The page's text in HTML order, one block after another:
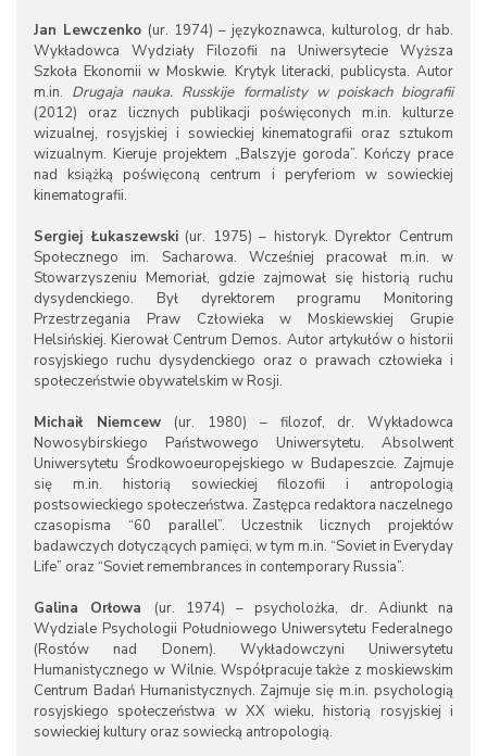
Jan Lewczenko (ur. 1974) – językoznawca, kulturolog, dr hab.
Wykładowca Wydziały Filozofii na Uniwersytecie Wyższa
Szkoła Ekonomii w Moskwie. Krytyk literacki, publicysta. Autor
m.in. Drugaja nauka. Russkije formalisty w poiskach biografii
(2012) oraz licznych publikacji poświęconych m.in. kulturze
wizualnej, rosyjskiej i sowieckiej kinematografii oraz sztukom
wizualnym. Kieruje projektem „Balszyje goroda”. Kończy prace
nad książką poświęconą centrum i peryferiom w sowieckiej
kinematografii.
Sergiej Łukaszewski(ur. 1975) – historyk. Dyrektor Centrum
Społecznego im. Sacharowa. Wcześniej pracował m.in. w
Stowarzyszeniu Memoriał, gdzie zajmował się historią ruchu
dysydenckiego. Był dyrektorem programu Monitoring
Przestrzegania Praw Człowieka w Moskiewskiej Grupie
Helsińskiej. Kierował Centrum Demos. Autor artykułów o historii
rosyjskiego ruchu dysydenckiego oraz o prawach człowieka i
społeczeństwie obywatelskim w Rosji.
Michaił Niemcew (ur. 1980) – filozof, dr. Wykładowca
Nowosybirskiego Państwowego Uniwersytetu. Absolwent
Uniwersytetu Środkowoeuropejskiego w Budapeszcie. Zajmuje
się m.in. historią sowieckiej filozofii i antropologią
postsowieckiego społeczeństwa. Zastępca redaktora naczelnego
czasopisma “60 parallel”. Uczestnik licznych projektów
badawczych dotyczących pamięci, w tym m.in. “Soviet in Everyday
Life” oraz “Soviet remembrances in contemporary Russia”.
Galina Orłowa (ur. 1974) – psycholożka, dr. Adiunkt na
Wydziale Psychologii Południowego Uniwersytetu Federalnego
(Rostów nad Donem). Wykładowczyni Uniwersytetu
Humanistycznego w Wilnie. Współpracuje także z moskiewskim
Centrum Badań Humanistycznych. Zajmuje się m.in. psychologią
rosyjskiego społeczeństwa w XX wieku, historią rosyjskiej i
sowieckiej kultury oraz sowiecką antropologią.